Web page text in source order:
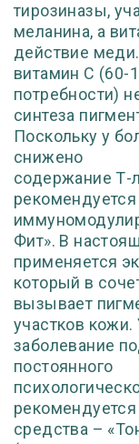
тирозиназы,
меланина, а
действие
витамин С (60-
потребности)
синтеза
Поскольку у
снижено
содержание Т-
рекомендуется
Фит». В
применяется
который в
вызывает
участков кожи.
заболевание
постоянного
средства –